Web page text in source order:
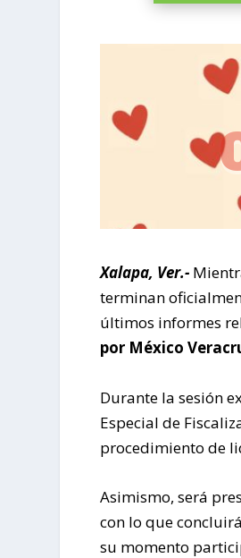
Xalapa, Ver.-
terminan
últimos informes
por México
Durante la sesión
Especial de
procedimiento de
Asimismo, será
con lo que
su momento